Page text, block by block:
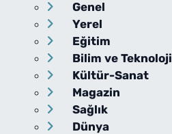
Genel
Yerel
Eğitim
Bilim ve Teknoloji
Kültür-Sanat
Magazin
Sağlık
Dünya